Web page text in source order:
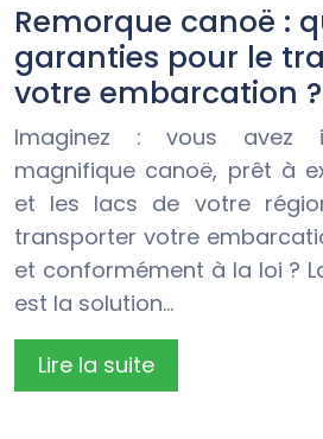
Remorque canoë :
garanties pour le
votre embarcation ?
Imaginez : vous avez
magnifique canoë, prêt à
et les lacs de votre
transporter votre
et conformément à la loi ?
est la solution…
Lire la suite